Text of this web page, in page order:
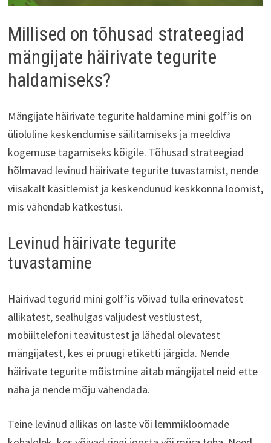
Millised on tõhusad strateegiad
mängijate häirivate tegurite
haldamiseks?
Mängijate häirivate tegurite haldamine mini golf’is on
ülioluline keskendumise säilitamiseks ja meeldiva
kogemuse tagamiseks kõigile. Tõhusad strateegiad
hõlmavad levinud häirivate tegurite tuvastamist, nende
viisakalt käsitlemist ja keskendunud keskkonna loomist,
mis vähendab katkestusi.
Levinud häirivate tegurite
tuvastamine
Häirivad tegurid mini golf’is võivad tulla erinevatest
allikatest, sealhulgas valjudest vestlustest,
mobiiltelefoni teavitustest ja lähedal olevatest
mängijatest, kes ei pruugi etiketti järgida. Nende
häirivate tegurite mõistmine aitab mängijatel neid ette
näha ja nende mõju vähendada.
Teine levinud allikas on laste või lemmikloomade